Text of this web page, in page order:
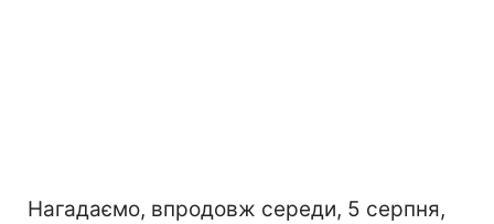
Нагадаємо, впродовж середи, 5 серпня,